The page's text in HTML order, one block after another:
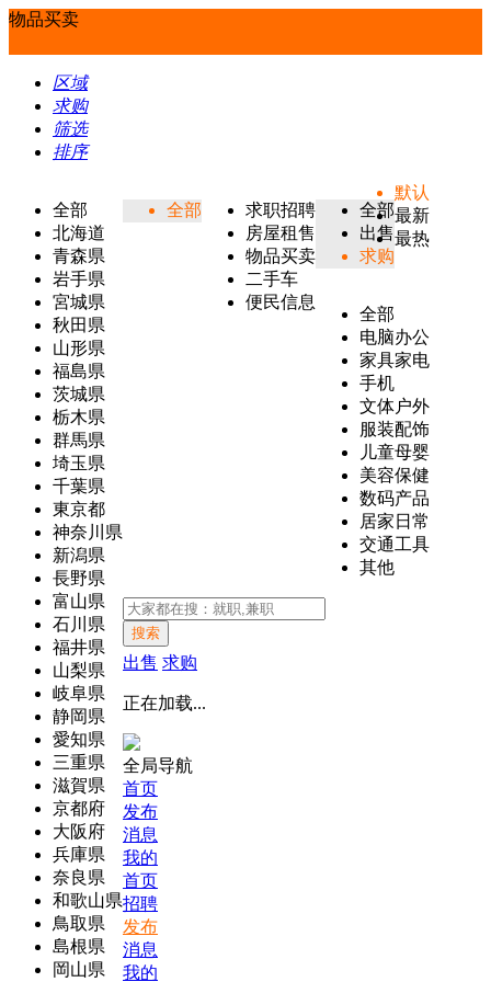
物品买卖
区域
求购
筛选
排序
全部
北海道
青森県
岩手県
宮城県
秋田県
山形県
福島県
茨城県
栃木県
群馬県
埼玉県
千葉県
東京都
神奈川県
新潟県
長野県
富山県
石川県
福井県
山梨県
岐阜県
静岡県
愛知県
三重県
滋賀県
京都府
大阪府
兵庫県
奈良県
和歌山県
鳥取県
島根県
岡山県
全部
求职招聘
房屋租售
物品买卖
二手车
便民信息
全部
出售
求购
全部
电脑办公
家具家电
手机
文体户外
服装配饰
儿童母婴
美容保健
数码产品
居家日常
交通工具
其他
默认
最新
最热
搜索
出售 求购
正在加载...
全局导航
首页
发布
消息
我的
首页
招聘
发布
消息
我的